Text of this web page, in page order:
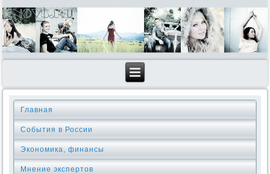
Главная
События в России
Экономика, финансы
Мнение экспертов